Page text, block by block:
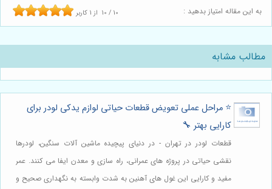
به این مقاله امتیاز بدهید : 10 / 10 از 1 کاربر
مطالب مشابه
⭐️ مراحل عملی تعویض قطعات حیاتی لوازم یدکی لودر برای
کارایی بهتر 🔧
قطعات لودر در تهران - در دنیای پیچیده ماشین آلات سنگین، لودرها
نقشی حیاتی در پروژه های عمرانی، راه سازی و معدن ایفا می کنند. عمر
مفید و کارایی این غول های آهنین به شدت وابسته به نگهداری صحیح و